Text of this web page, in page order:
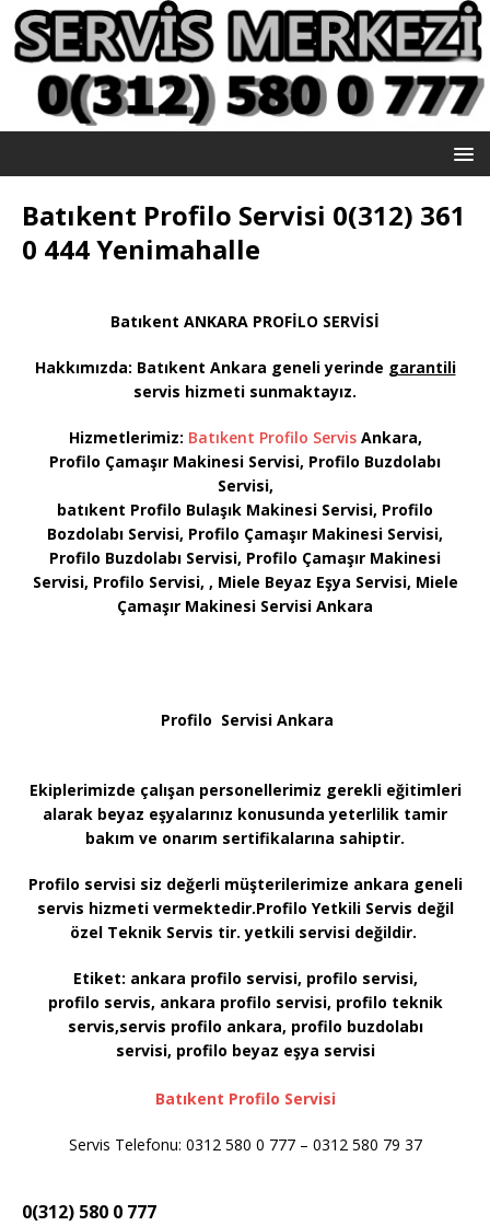
Batıkent Profilo Servisi 0(312) 361
0 444 Yenimahalle
Batıkent ANKARA PROFİLO SERVİSİ
Hakkımızda: Batıkent Ankara geneli yerinde garantili
servis hizmeti sunmaktayız.
Hizmetlerimiz: Batıkent Profilo ServisAnkara,
Profilo Çamaşır Makinesi Servisi, Profilo Buzdolabı
Servisi,
batıkent Profilo Bulaşık Makinesi Servisi, Profilo
Bozdolabı Servisi, Profilo Çamaşır Makinesi Servisi,
Profilo Buzdolabı Servisi, Profilo Çamaşır Makinesi
Servisi, Profilo Servisi, , Miele Beyaz Eşya Servisi, Miele
Çamaşır Makinesi Servisi Ankara
Profilo Servisi Ankara
Ekiplerimizde çalışan personellerimiz gerekli eğitimleri
alarak beyaz eşyalarınız konusunda yeterlilik tamir
bakım ve onarım sertifikalarına sahiptir.
Profilo servisi siz değerli müşterilerimize ankara geneli
servis hizmeti vermektedir.Profilo Yetkili Servis değil
özel Teknik Servis tir. yetkili servisi değildir.
Etiket: ankara profilo servisi, profilo servisi,
profilo servis, ankara profilo servisi, profilo teknik
servis,servis profilo ankara, profilo buzdolabı
servisi, profilo beyaz eşya servisi
Batıkent Profilo Servisi
Servis Telefonu: 0312 580 0 777 – 0312 580 79 37
0(312) 580 0 777